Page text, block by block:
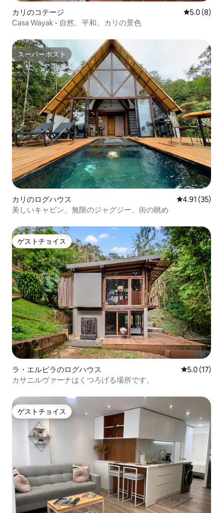
カリのコテージ レビュー8
5.0 (8)
Casa Wayak - 自然、平和、カリの景色
スーパーホスト
スーパーホスト
カリのログハウス レビュー35
4.91 (35)
美しいキャビン、無限のジャグジー、街の眺め
ゲストチョイス
ゲストチョイス
ラ・エルビラのログハウス レビュー17
5.0 (17)
カサニルヴァーナはくつろげる場所です。
ゲストチョイス
ゲストチョイス